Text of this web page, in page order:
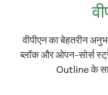
वीपीएन का बेहतरीन
ब्लॉक और ओपन-सोर्स
Outline के